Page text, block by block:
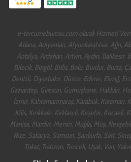
e-tercumeburosu.com olarak Hizmeti
Adana, Adıyaman, Afyonkarahisar, Ağrı,
Antalya, Ardahan, Artvin, Aydın, Balıkesir,
Bilecik, Bingöl, Bitlis, Bolu, Burdur, Bursa,
Denizli, Diyarbakır, Düzce, Edirne, Elazığ,
Gaziantep, Giresun, Gümüşhane, Hakkâri,
İzmir, Kahramanmaraş, Karabük, Karaman,
Kilis, Kırıkkale, Kırklareli, Kırşehir, Kocaeli,
Manisa, Mardin, Mersin, Muğla, Muş,
Rize, Sakarya, Samsun, Şanlıurfa, Siirt,
Tokat, Trabzon, Tunceli, Uşak, Van,